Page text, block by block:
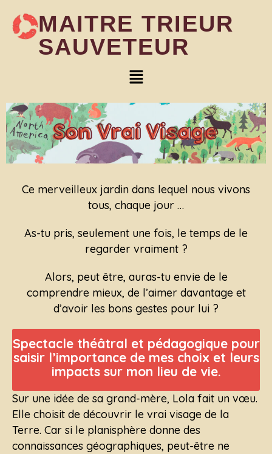
MAITRE TRIEUR
SAUVETEUR
Ce merveilleux jardin dans lequel nous vivons
tous, chaque jour …
As-tu pris, seulement une fois, le temps de le
regarder vraiment ?
Alors, peut être, auras-tu envie de le
comprendre mieux, de l’aimer davantage et
d’avoir les bons gestes pour lui ?
Spectacle théâtral et pédagogique pour
saisir l’importance de mes choix et leurs
impacts sur mon lieu de vie.
Sur une idée de sa grand-mère, Lola fait un vœu.
Elle choisit de découvrir le vrai visage de la
Terre. Car si le planisphère donne des
connaissances géographiques, peut-être ne